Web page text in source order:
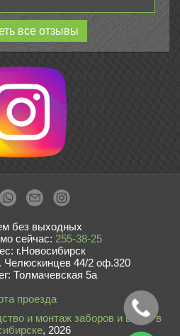
все отзывы
без выходных
сейчас: 255-38-25
г.Новосибирск
Челюскинцев 44/2 оф.320
Толмачевская 5а
проезда
и монтаж заборов и ворот в
, 2026